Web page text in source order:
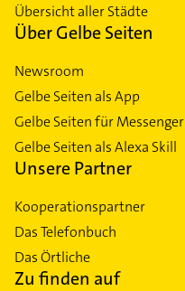
Übersicht aller Städte
Über Gelbe Seiten
Newsroom
Gelbe Seiten als App
Gelbe Seiten für Messenger
Gelbe Seiten als Alexa Skill
Unsere Partner
Kooperationspartner
Das Telefonbuch
Das Örtliche
Zu finden auf